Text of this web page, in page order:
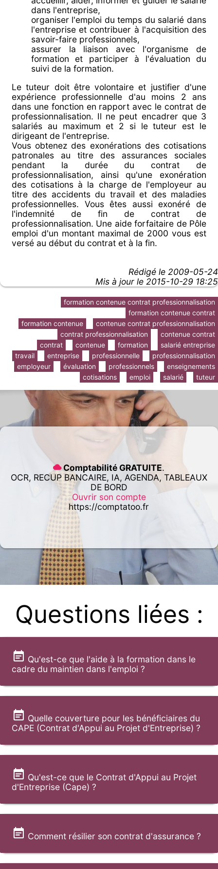
dans l'entreprise,
organiser l'emploi du temps du salarié dans
l'entreprise et contribuer à l'acquisition des
savoir-faire professionnels,
assurer la liaison avec l'organisme de
formation et participer à l'évaluation du
suivi de la formation.
Le tuteur doit être volontaire et justifier d'une
expérience professionnelle d'au moins 2 ans
dans une fonction en rapport avec le contrat de
professionnalisation. Il ne peut encadrer que 3
salariés au maximum et 2 si le tuteur est le
dirigeant de l'entreprise.
Vous obtenez des exonérations des cotisations
patronales au titre des assurances sociales
pendant la durée du contrat de
professionnalisation, ainsi qu'une exonération
des cotisations à la charge de l'employeur au
titre des accidents du travail et des maladies
professionnelles. Vous êtes aussi exonéré de
l'indemnité de fin de contrat de
professionnalisation. Une aide forfaitaire de Pôle
emploi d'un montant maximal de 2000 vous est
versé au début du contrat et à la fin.
Rédigé le 2009-05-24
Mis à jour le 2015-10-29 18:25
formation contenue contrat professionnalisation
formation contenue contrat
contenue contrat professionnalisation
formation contenue
contenue contrat
contrat professionnalisation
salarié entreprise
formation
contenue
contrat
professionnalisation
professionnelle
entreprise
travail
enseignements
professionnels
évaluation
employeur
tuteur
salarié
emploi
cotisations
Comptabilité GRATUITE.
OCR, RECUP BANCAIRE, IA, AGENDA, TABLEAUX
DE BORD
Ouvrir son compte
https://comptatoo.fr
Questions liées :
Qu'est-ce que l'aide à la formation dans le
cadre du maintien dans l'emploi ?
Quelle couverture pour les bénéficiaires du
CAPE (Contrat d'Appui au Projet d'Entreprise) ?
Qu'est-ce que le Contrat d'Appui au Projet
d'Entreprise (Cape) ?
Comment résilier son contrat d'assurance ?